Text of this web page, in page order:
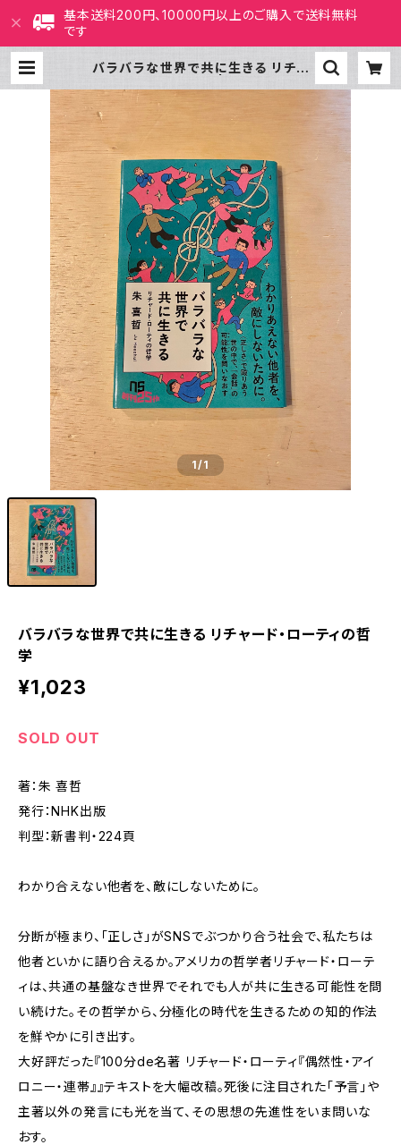
基本送料200円、10000円以上のご購入で送料無料
です
バラバラな世界で共に生きる リチャ
辺 絵本・新刊本・古本
1/1
バラバラな世界で共に生きる リチャード・ローティの哲
学
¥1,023
SOLD OUT
著：朱 喜哲
発行：NHK出版
判型：新書判・224頁
わかり合えない他者を、敵にしないために。
分断が極まり、「正しさ」がSNSでぶつかり合う社会で、私たちは
他者といかに語り合えるか。アメリカの哲学者リチャード・ローテ
ィは、共通の基盤なき世界でそれでも人が共に生きる可能性を問
い続けた。その哲学から、分極化の時代を生きるための知的作法
を鮮やかに引き出す。
大好評だった『100分de名著 リチャード・ローティ『偶然性・アイ
ロニー・連帯』』テキストを大幅改稿。死後に注目された「予言」や
主著以外の発言にも光を当て、その思想の先進性をいま問いな
おす。